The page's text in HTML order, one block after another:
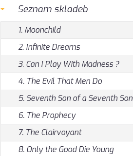
Seznam skladeb
1. Moonchild
2. Infinite Dreams
3. Can I Play With Madness ?
4. The Evil That Men Do
5. Seventh Son of a Seventh Son
6. The Prophecy
7. The Clairvoyant
8. Only the Good Die Young